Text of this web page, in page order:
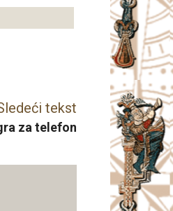
tekst
za telefon